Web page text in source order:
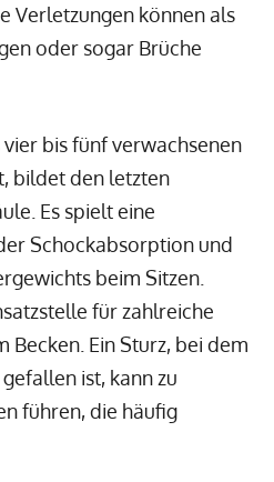
Verletzungen können als
oder sogar Brüche
bis fünf verwachsenen
bildet den letzten
Es spielt eine
Schockabsorption und
beim Sitzen.
für zahlreiche
Becken. Ein Sturz, bei dem
ist, kann zu
führen, die häufig